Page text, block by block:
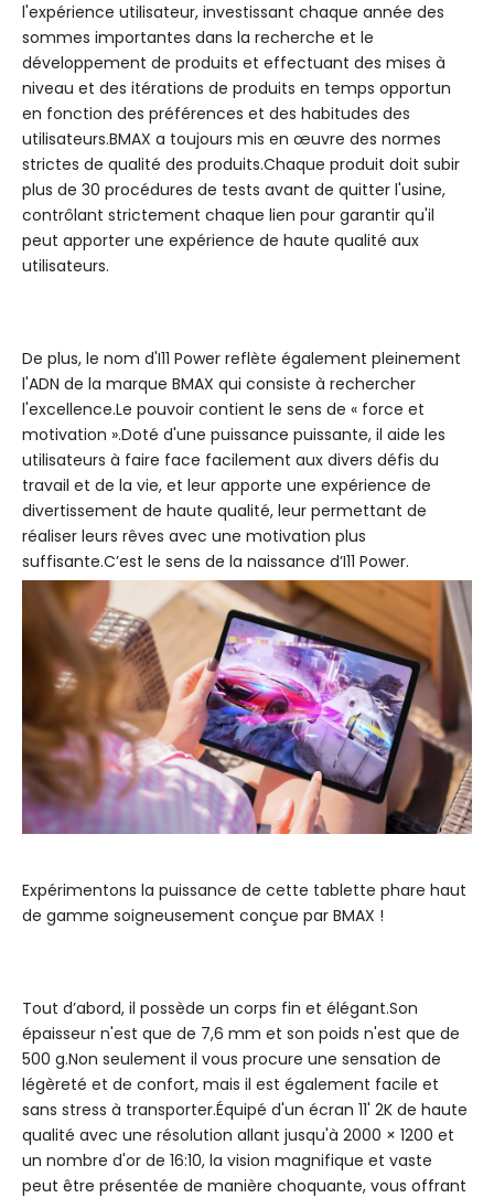
l'expérience utilisateur, investissant chaque année des
sommes importantes dans la recherche et le
développement de produits et effectuant des mises à
niveau et des itérations de produits en temps opportun
en fonction des préférences et des habitudes des
utilisateurs.BMAX a toujours mis en œuvre des normes
strictes de qualité des produits.Chaque produit doit subir
plus de 30 procédures de tests avant de quitter l'usine,
contrôlant strictement chaque lien pour garantir qu'il
peut apporter une expérience de haute qualité aux
utilisateurs.
De plus, le nom d'I11 Power reflète également pleinement
l'ADN de la marque BMAX qui consiste à rechercher
l'excellence.Le pouvoir contient le sens de « force et
motivation ».Doté d'une puissance puissante, il aide les
utilisateurs à faire face facilement aux divers défis du
travail et de la vie, et leur apporte une expérience de
divertissement de haute qualité, leur permettant de
réaliser leurs rêves avec une motivation plus
suffisante.C’est le sens de la naissance d’I11 Power.
Expérimentons la puissance de cette tablette phare haut
de gamme soigneusement conçue par BMAX !
Tout d’abord, il possède un corps fin et élégant.Son
épaisseur n'est que de 7,6 mm et son poids n'est que de
500 g.Non seulement il vous procure une sensation de
légèreté et de confort, mais il est également facile et
sans stress à transporter.Équipé d'un écran 11' 2K de haute
qualité avec une résolution allant jusqu'à 2000 × 1200 et
un nombre d'or de 16:10, la vision magnifique et vaste
peut être présentée de manière choquante, vous offrant